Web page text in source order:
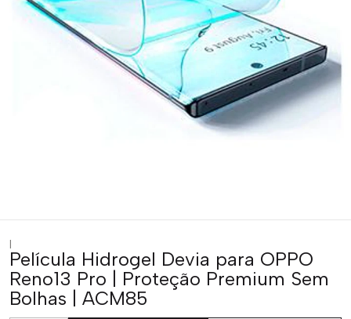
|
Película Hidrogel Devia para OPPO
Reno13 Pro | Proteção Premium Sem
Bolhas | ACM85